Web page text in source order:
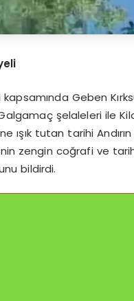
Geben
şelaleleri ile
ışık tutan tarihi
zengin coğrafi ve
bildirdi.